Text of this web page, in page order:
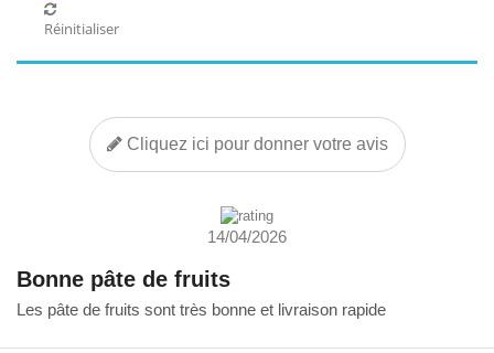
Réinitialiser
Cliquez ici pour donner votre avis
14/04/2026
Bonne pâte de fruits
Les pâte de fruits sont très bonne et livraison rapide